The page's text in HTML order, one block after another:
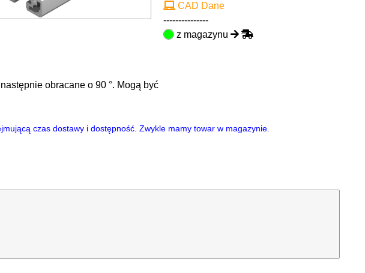
CAD Dane
---------------
z magazynu
obracane o 90 °. Mogą być
czas dostawy i dostępność. Zwykle mamy towar w magazynie.